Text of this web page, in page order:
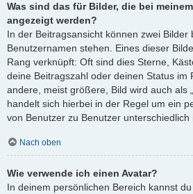
Was sind das für Bilder, die bei
angezeigt werden?
In der Beitragsansicht können zwei Bilder
Benutzernamen stehen. Eines dieser
Rang verknüpft: Oft sind dies Sterne,
deine Beitragszahl oder deinen Status im
andere, meist größere, Bild wird auch als
handelt sich hierbei in der Regel um ein
von Benutzer zu Benutzer unterschiedlich
Nach oben
Wie verwende ich einen Avatar?
In deinem persönlichen Bereich kannst du